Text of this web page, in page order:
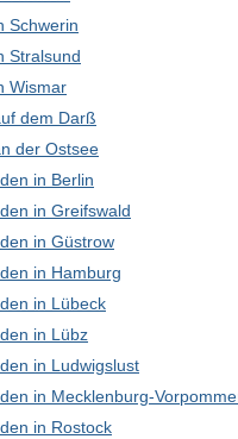
Schwerin
Stralsund
Wismar
dem Darß
der Ostsee
in Berlin
in Greifswald
in Güstrow
in Hamburg
in Lübeck
in Lübz
in Ludwigslust
in Mecklenburg-
in Rostock